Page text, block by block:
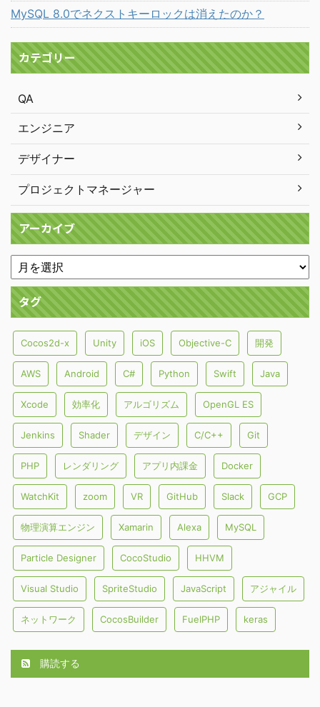
MySQL 8.0でネクストキーロックは消えたのか？
カテゴリー
QA
エンジニア
デザイナー
プロジェクトマネージャー
アーカイブ
タグ
Cocos2d-x Unity iOS Objective-C 開発
AWS Android C# Python Swift Java
Xcode 効率化 アルゴリズム OpenGL ES
Jenkins Shader デザイン C/C++ Git
PHP レンダリング アプリ内課金 Docker
WatchKit zoom VR GitHub Slack GCP
物理演算エンジン Xamarin Alexa MySQL
Particle Designer CocoStudio HHVM
Visual Studio SpriteStudio JavaScript アジャイル
ネットワーク CocosBuilder FuelPHP keras
購読する